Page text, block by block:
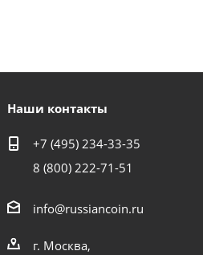
Наши контакты
+7 (495) 234-33-35
8 (800) 222-71-51
info@russiancoin.ru
г. Москва,